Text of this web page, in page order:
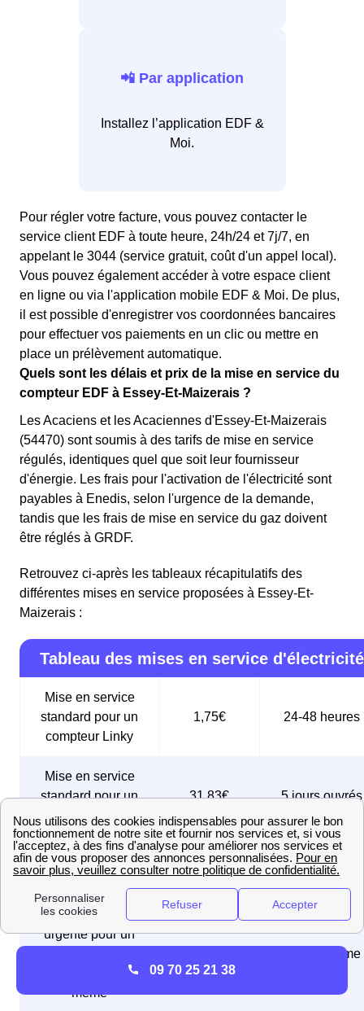
📲 Par application
Installez l’application EDF &
Moi.
Pour régler votre facture, vous pouvez contacter le
service client EDF à toute heure, 24h/24 et 7j/7, en
appelant le 3044 (service gratuit, coût d'un appel local).
Vous pouvez également accéder à votre espace client
en ligne ou via l'application mobile EDF & Moi. De plus,
il est possible d'enregistrer vos coordonnées bancaires
pour effectuer vos paiements en un clic ou mettre en
place un prélèvement automatique.
Quels sont les délais et prix de la mise en service du
compteur EDF à Essey-Et-Maizerais ?
Les Acaciens et les Acaciennes d'Essey-Et-Maizerais
(54470) sont soumis à des tarifs de mise en service
régulés, identiques quel que soit leur fournisseur
d'énergie. Les frais pour l'activation de l'électricité sont
payables à Enedis, selon l'urgence de la demande,
tandis que les frais de mise en service du gaz doivent
être réglés à GRDF.
Retrouvez ci-après les tableaux récapitulatifs des
différentes mises en service proposées à Essey-Et-
Maizerais :
Tableau des mises en service d'électricité
Mise en service
standard pour un
compteur Linky
1,75€ 24-48 heures
Mise en service
standard pour un
ancien compteur
31,83€ 5 jours ouvrés
Mise en service
express
74,83€
sous 24 à 48
heures
Mise en service
urgente pour un
réalisée le jour
même
Le jour même
09 70 25 21 38